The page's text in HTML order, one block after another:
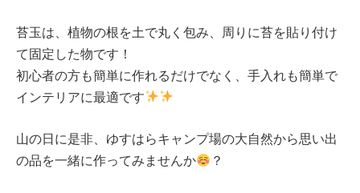
苔玉は、植物の根を土で丸く包み、周りに苔を貼り付け
て固定した物です！
初心者の方も簡単に作れるだけでなく、手入れも簡単で
インテリアに最適です
山の日に是非、ゆすはらキャンプ場の大自然から思い出
の品を一緒に作ってみませんか
？